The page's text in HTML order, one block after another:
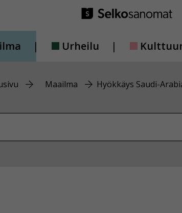
Urheilu
Maailma Hyökkäys Saudi-